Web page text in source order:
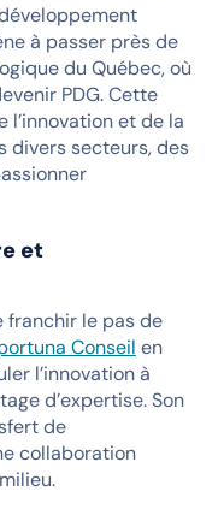
à passer près de
du Québec, où
PDG. Cette
et de la
divers secteurs, des
et
franchir le pas de
Conseil en
l’innovation à
d’expertise. Son
de
collaboration